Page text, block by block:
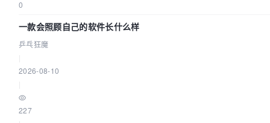
0
一款会照顾自己的软件长什么样
乒乓狂魔
2026-08-10
227